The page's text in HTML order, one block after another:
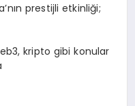
prestijli etkinliği;
kripto gibi konular